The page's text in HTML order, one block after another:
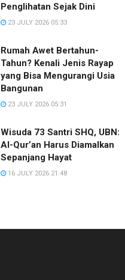
Penglihatan Sejak Dini
23 JULY 2026 05:33
Rumah Awet Bertahun-
Tahun? Kenali Jenis Rayap
yang Bisa Mengurangi Usia
Bangunan
23 JULY 2026 05:31
Wisuda 73 Santri SHQ, UBN:
Al-Qur’an Harus Diamalkan
Sepanjang Hayat
16 JULY 2026 21:48